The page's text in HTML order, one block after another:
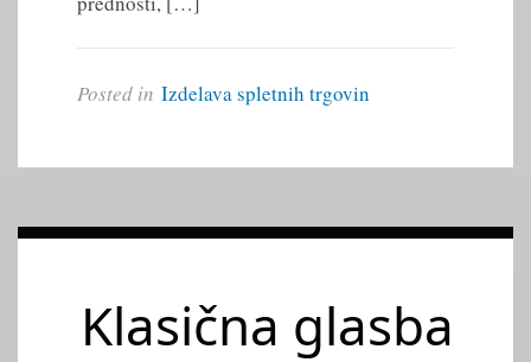
Posted in Izdelava spletnih trgovin
Klasična glasba